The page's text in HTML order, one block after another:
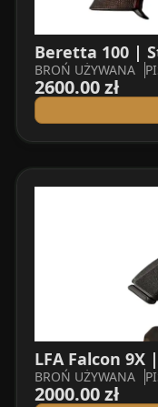
Beretta 100 |
BROŃ UŻYWANA
2600.00 zł
LFA Falcon
BROŃ UŻYWANA
2000.00 zł